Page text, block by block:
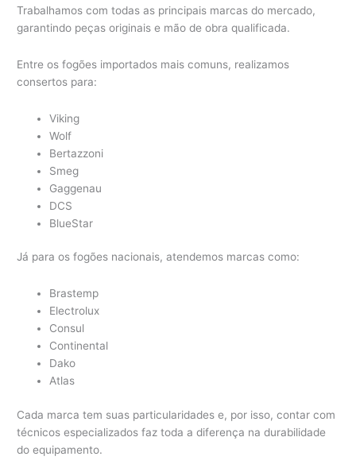
Trabalhamos com todas as principais marcas do mercado,
garantindo peças originais e mão de obra qualificada.
Entre os fogões importados mais comuns, realizamos
consertos para:
Viking
Wolf
Bertazzoni
Smeg
Gaggenau
DCS
BlueStar
Já para os fogões nacionais, atendemos marcas como:
Brastemp
Electrolux
Consul
Continental
Dako
Atlas
Cada marca tem suas particularidades e, por isso, contar com
técnicos especializados faz toda a diferença na durabilidade
do equipamento.